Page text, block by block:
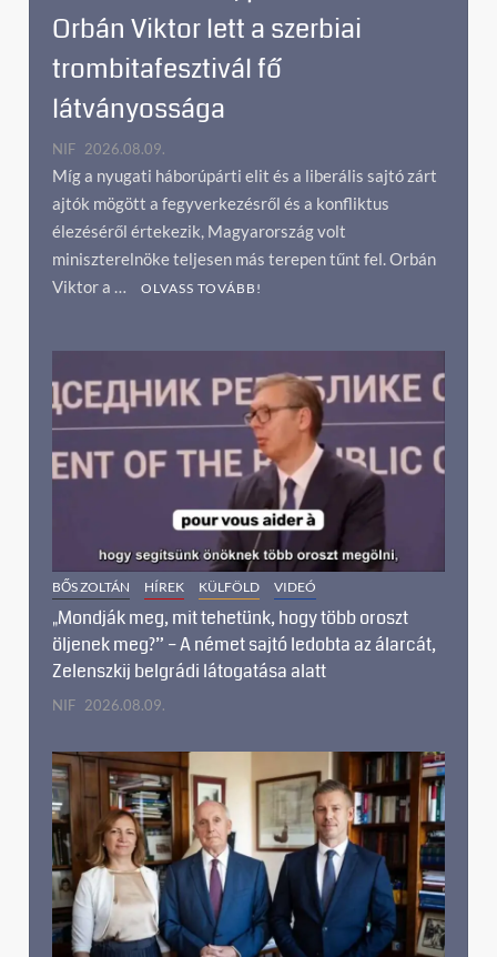
Orbán Viktor lett a szerbiai
trombitafesztivál fő
látványossága
NIF 2026.08.09.
Míg a nyugati háborúpárti elit és a liberális sajtó zárt
ajtók mögött a fegyverkezésről és a konfliktus
élezéséről értekezik, Magyarország volt
miniszterelnöke teljesen más terepen tűnt fel. Orbán
Viktor a …
OLVASS TOVÁBB!
BŐS ZOLTÁN HÍREK KÜLFÖLD VIDEÓ
„Mondják meg, mit tehetünk, hogy több oroszt
öljenek meg?” – A német sajtó ledobta az álarcát,
Zelenszkij belgrádi látogatása alatt
NIF 2026.08.09.